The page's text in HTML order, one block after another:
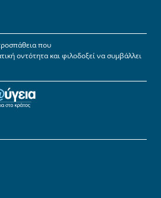
που
οντότητα και φιλοδοξεί να συμβάλλει